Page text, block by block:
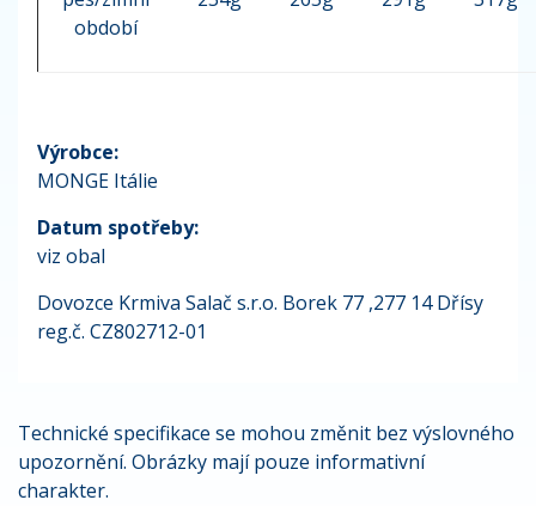
období
Výrobce:
MONGE Itálie
Datum spotřeby:
viz obal
Dovozce Krmiva Salač s.r.o. Borek 77 ,277 14 Dřísy
reg.č. CZ802712-01
Technické specifikace se mohou změnit bez výslovného
upozornění. Obrázky mají pouze informativní
charakter.